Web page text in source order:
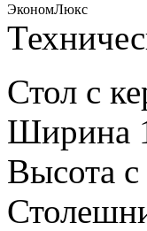
ЭкономЛюкс
Стол с
Ширина
Высота